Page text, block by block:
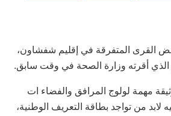
القرى المتفرقة في إقليم شفشاون،
الذي أقرته وزارة الصحة في وقت سابق.
مهمة لولوج المرافق والفضاء ات
لابد من تواجد بطاقة التعريف الوطنية،